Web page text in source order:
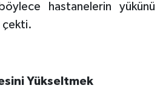
hastanelerin yükünü
çekti.
Yükseltmek